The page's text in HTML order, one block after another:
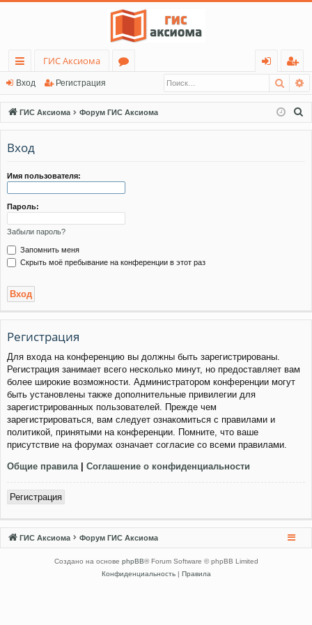
с
ы
лк
и
ГИС Аксиома
ру
м
д
ег
ис
тр
Вход Регистрация
ГИС Аксиома Форум ГИС Аксиома
Вход
Имя пользователя:
Пароль:
Забыли пароль?
Запомнить меня
Скрыть моё пребывание на конференции в этот раз
Регистрация
Для входа на конференцию вы должны быть зарегистрированы.
Регистрация занимает всего несколько минут, но предоставляет вам
более широкие возможности. Администратором конференции могут
быть установлены также дополнительные привилегии для
зарегистрированных пользователей. Прежде чем
зарегистрироваться, вам следует ознакомиться с правилами и
политикой, принятыми на конференции. Помните, что ваше
присутствие на форумах означает согласие со всеми правилами.
Общие правила | Соглашение о конфиденциальности
Регистрация
ГИС Аксиома Форум ГИС Аксиома
Создано на основе phpBB® Forum Software © phpBB Limited
Конфиденциальность| Правила